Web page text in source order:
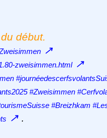
début.
↗
zweisimmen.html↗
#Zweisimmen
#Breizhkam
↗ .